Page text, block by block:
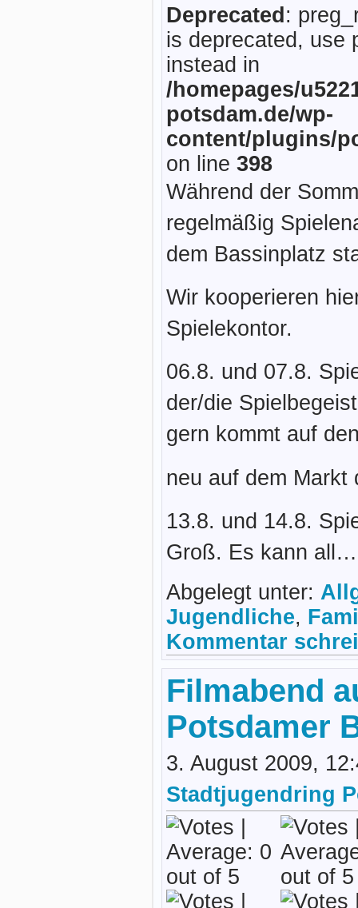
Deprecated :
is deprecated, use
instead in
/homepages/
potsdam.de/wp-
content/plugins/
on line 398
Während der
regelmäßig
dem Bassinplatz
Wir kooperieren
Spielekontor.
06.8. und 07.8.
der/die
gern kommt auf
neu auf dem
13.8. und 14.8.
Groß. Es kann
Abgelegt unter:
Jugendliche,
Kommentar
Filmabend
Potsdamer
3. August 2009,
Stadtjugendring